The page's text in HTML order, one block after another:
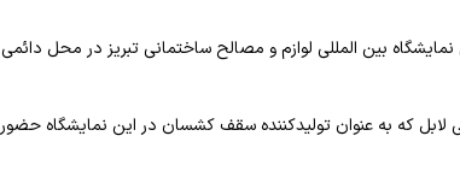
بین المللی لوازم و مصالح ساختمانی تبریز در محل دائمی
که به عنوان تولیدکننده سقف کشسان در این نمایشگاه حضور